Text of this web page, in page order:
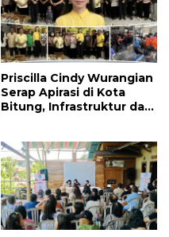
Priscilla Cindy Wurangian
Serap Apirasi di Kota
Bitung, Infrastruktur dan
Warga